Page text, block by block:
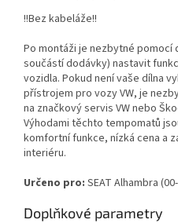
!!Bez kabeláže!!
Po montáži je nezbytné pomocí
součástí dodávky) nastavit
vozidla. Pokud není vaše dílna
přístrojem pro vozy VW, je
na značkový servis VW nebo
Výhodami těchto tempomatů
komfortní funkce, nízká cena a
interiéru.
Určeno pro: SEAT Alhambra
Doplňkové parametry